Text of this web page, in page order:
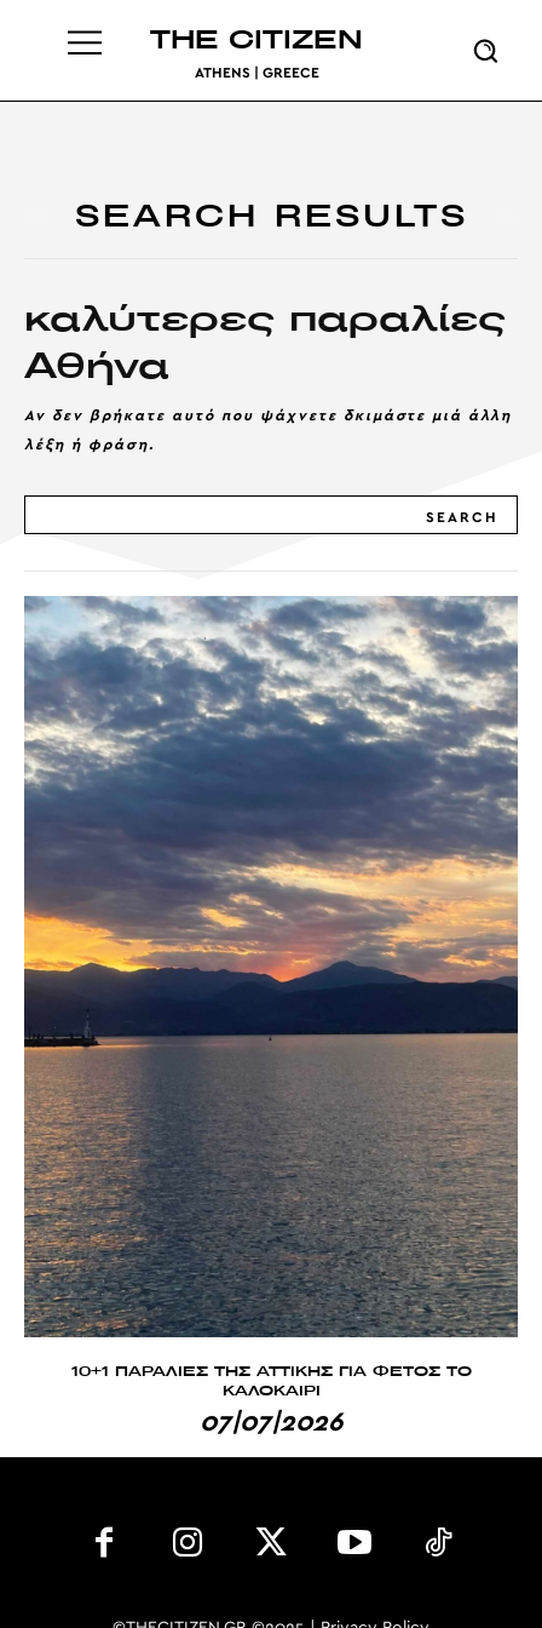
THE CITIZEN
ATHENS | GREECE
SEARCH RESULTS
καλύτερες παραλίες
Αθήνα
Αν δεν βρήκατε αυτό που ψάχνετε δκιμάστε μιά άλλη
λέξη ή φράση.
SEARCH
10+1 ΠΑΡΑΛΙΕΣ ΤΗΣ ΑΤΤΙΚΗΣ ΓΙΑ ΦΕΤΟΣ ΤΟ
ΚΑΛΟΚΑΙΡΙ
07|07|2026